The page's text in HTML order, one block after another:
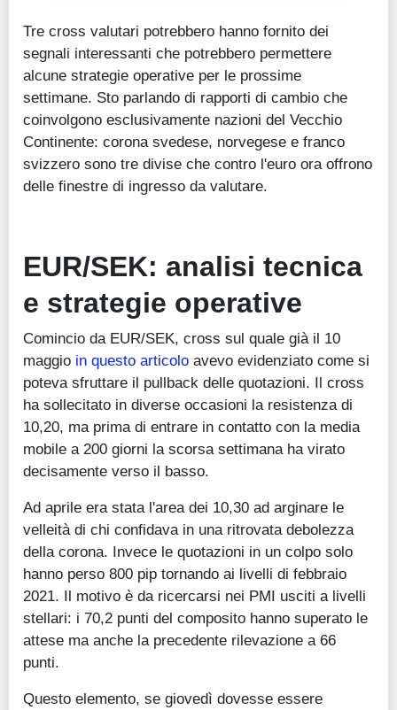
Tre cross valutari potrebbero hanno fornito dei
segnali interessanti che potrebbero permettere
alcune strategie operative per le prossime
settimane. Sto parlando di rapporti di cambio che
coinvolgono esclusivamente nazioni del Vecchio
Continente: corona svedese, norvegese e franco
svizzero sono tre divise che contro l'euro ora offrono
delle finestre di ingresso da valutare.
EUR/SEK: analisi tecnica
e strategie operative
Comincio da EUR/SEK, cross sul quale già il 10
maggio in questo articolo avevo evidenziato come si
poteva sfruttare il pullback delle quotazioni. Il cross
ha sollecitato in diverse occasioni la resistenza di
10,20, ma prima di entrare in contatto con la media
mobile a 200 giorni la scorsa settimana ha virato
decisamente verso il basso.
Ad aprile era stata l'area dei 10,30 ad arginare le
velleità di chi confidava in una ritrovata debolezza
della corona. Invece le quotazioni in un colpo solo
hanno perso 800 pip tornando ai livelli di febbraio
2021. Il motivo è da ricercarsi nei PMI usciti a livelli
stellari: i 70,2 punti del composito hanno superato le
attese ma anche la precedente rilevazione a 66
punti.
Questo elemento, se giovedì dovesse essere